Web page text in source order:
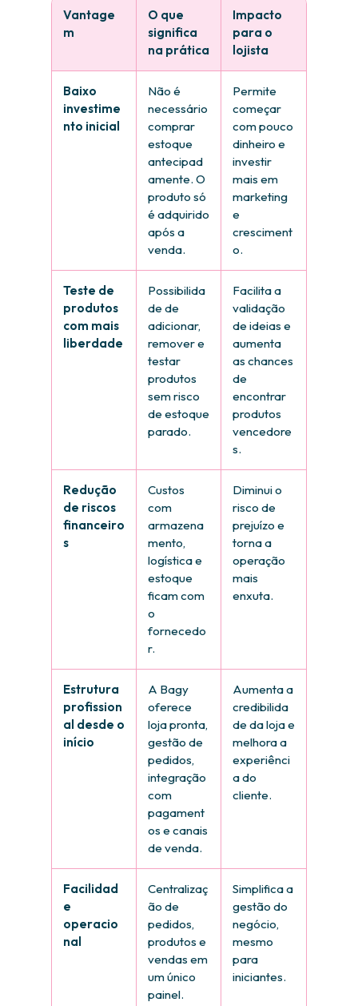
Vantage
m
O que
significa
na prática
Impacto
para o
lojista
Baixo
investime
nto inicial
Não é
necessário
comprar
estoque
antecipad
amente. O
produto só
é adquirido
após a
venda.
Permite
começar
com pouco
dinheiro e
investir
mais em
marketing
e
cresciment
o.
Teste de
produtos
com mais
liberdade
Possibilida
de de
adicionar,
remover e
testar
produtos
sem risco
de estoque
parado.
Facilita a
validação
de ideias e
aumenta
as chances
de
encontrar
produtos
vencedore
s.
Redução
de riscos
financeiro
s
Custos
com
armazena
mento,
logística e
estoque
ficam com
o
fornecedo
r.
Diminui o
risco de
prejuízo e
torna a
operação
mais
enxuta.
Estrutura
profission
al desde o
início
A Bagy
oferece
loja pronta,
gestão de
pedidos,
integração
com
pagament
os e canais
de venda.
Aumenta a
credibilida
de da loja e
melhora a
experiênci
a do
cliente.
Facilidad
e
operacio
nal
Centralizaç
ão de
pedidos,
produtos e
vendas em
um único
painel.
Simplifica a
gestão do
negócio,
mesmo
para
iniciantes.